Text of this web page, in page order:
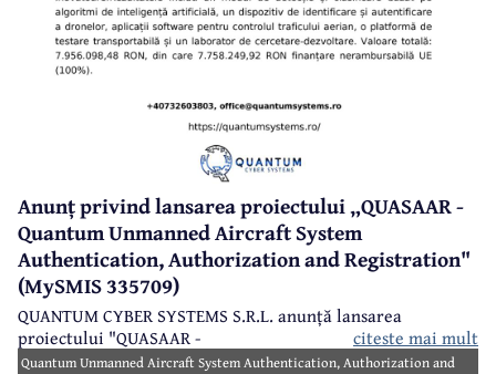
Anunț privind lansarea proiectului „QUASAAR -
Quantum Unmanned Aircraft System
Authentication, Authorization and Registration"
(MySMIS 335709)
QUANTUM CYBER SYSTEMS S.R.L. anunță lansarea
proiectului "QUASAAR -
Quantum Unmanned Aircraft System Authentication, Authorization and
citeste mai mult